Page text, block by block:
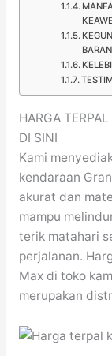
HARGA
DI SINI
Kami
kendaraan
akurat dan
mampu
terik matahari
perjalanan.
Max di toko
merupakan